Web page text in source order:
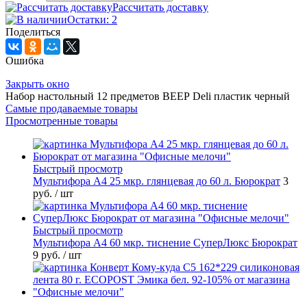
Рассчитать доставку
Остатки: 2
Поделиться
Ошибка
Закрыть окно
Набор настольный 12 предметов ВЕЕР Deli пластик черный
Самые продаваемые товары
Просмотренные товары
Быстрый просмотр
Мультифора А4 25 мкр. глянцевая до 60 л. Бюрократ 3
руб. / шт
Быстрый просмотр
Мультифора А4 60 мкр. тиснение СуперЛюкс Бюрократ
9 руб. / шт